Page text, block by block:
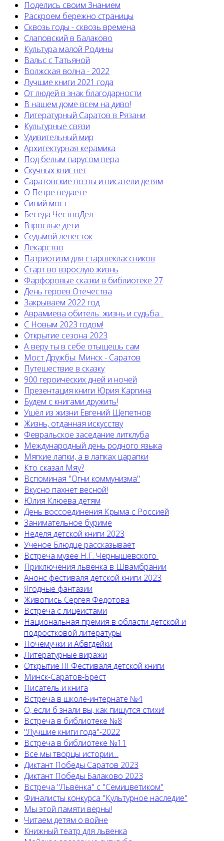
Поделись своим Знанием
Раскроем бережно страницы
Сквозь годы - сквозь времена
Слаповский в Балаково
Культура малой Родины
Вальс с Татьяной
Волжская волна - 2022
Лучшие книги 2021 года
От людей в знак благодарности
В нашем доме всем на диво!
Литературный Саратов в Рязани
Культурные связи
Удивительный мир
Архитектурная керамика
Под белым парусом пера
Скучных книг нет
Саратовские поэты и писатели детям
О Петре ведаете
Синий мост
Беседа ЧестноДел
Взрослые дети
Седьмой лепесток
Лекарство
Патриотизм для старшеклассников
Старт во взрослую жизнь
Фарфоровые сказки в библиотеке 27
День героев Отечества
Закрываем 2022 год
Аврамиева обитель: жизнь и судьба...
С Новым 2023 годом!
Открытие сезона 2023
А веру ты в себе отыщешь сам
Мост Дружбы: Минск - Саратов
Путешествие в сказку
900 героических дней и ночей
Презентация книги Юрия Каргина
Будем с книгами дружить!
Ушёл из жизни Евгений Щепетнов
Жизнь, отданная искусству
Февральское заседание литклуба
Международный день родного языка
Мягкие лапки, а в лапках царапки
Кто сказал Мяу?
Вспоминая "Огни коммунизма"
Вкусно пахнет весной!
Юлия Клюева детям
День воссоединения Крыма с Россией
Занимательное буриме
Неделя детской книги 2023
Учёное Блюдце рассказывает
Встреча музее Н.Г. Чернышевского
Приключения львенка в Швамбрании
Анонс фестиваля детской книги 2023
Ягодные фантазии
Живопись Сергея Федотова
Встреча с лицеистами
Национальная премия в области детской и
подростковой литературы
Почемучки и Абвгдейки
Литературные виражи
Открытие III Фестиваля детской книги
Минск-Саратов-Брест
Писатель и книга
Встреча в школе-интернате №4
О, если б знали вы, как пишутся стихи!
Встреча в библиотеке №8
"Лучшие книги года"-2022
Встреча в библиотеке №11
Все мы творцы истории…
Диктант Победы Саратов 2023
Диктант Победы Балаково 2023
Встреча "Львёнка" с "Семицветиком"
Финалисты конкурса "Культурное наследие"
Мы этой памяти верны!
Читаем детям о войне
Книжный театр для львенка